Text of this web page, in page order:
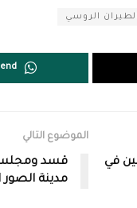
الروسي
… شبيح يعدم 5 مدنيين في
الموضوع التالي
قسد ومجلس
مدينة الصور